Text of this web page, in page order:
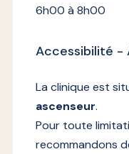
6h00 à 8h00
Accessibilité -
La clinique est
ascenseur.
Pour toute
recommandons